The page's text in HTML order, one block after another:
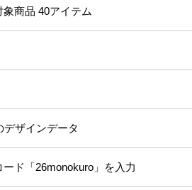
商品 40アイテム
ザインデータ
ド「26monokuro」を入力